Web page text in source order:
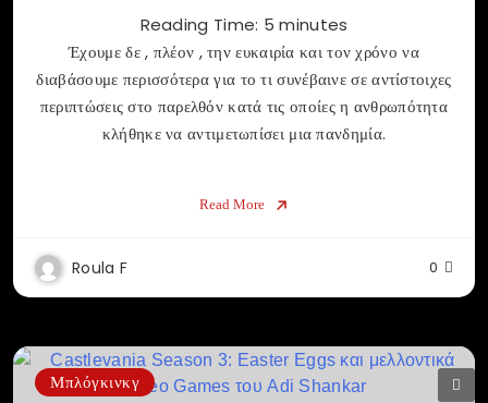
Reading Time: 5 minutes
Έχουμε δε , πλέον , την ευκαιρία και τον χρόνο να
διαβάσουμε περισσότερα για το τι συνέβαινε σε αντίστοιχες
περιπτώσεις στο παρελθόν κατά τις οποίες η ανθρωπότητα
κλήθηκε να αντιμετωπίσει μια πανδημία.
Read More
Roula F 0
Μπλόγκινκγ